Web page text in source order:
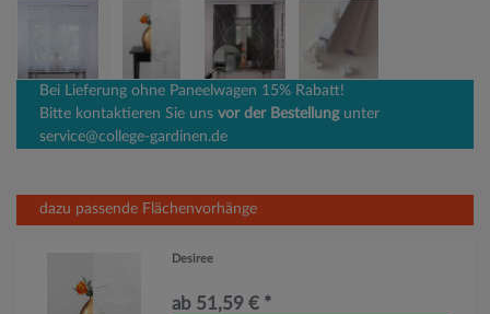
Bei Lieferung ohne Paneelwagen 15% Rabatt!
Bitte kontaktieren Sie uns vor der Bestellungunter
service@college-gardinen.de
dazu passende Flächenvorhänge
Desiree
ab 51,59 € *